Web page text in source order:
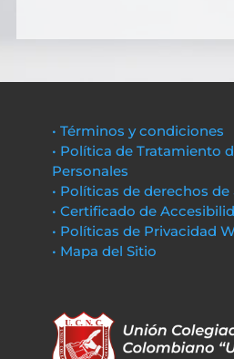
• Términos y condiciones
• Política de Tratamiento
Personales
• Políticas de derechos
• Certificado de
• Políticas de Privacidad
• Mapa del Sitio